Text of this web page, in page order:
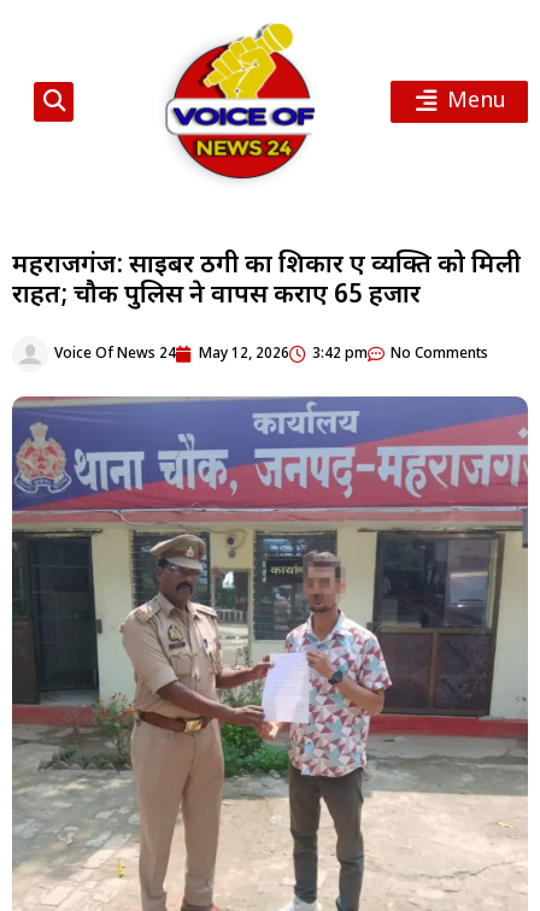
Menu
महराजगंज: साइबर ठगी का शिकार हुए व्यक्ति को मिली
राहत; चौक पुलिस ने वापस कराए ₹65 हजार
Voice Of News 24 May 12, 2026 3:42 pm No Comments